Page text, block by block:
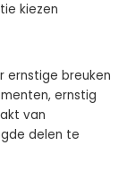
kiezen
ernstige breuken
ernstig
van
delen te